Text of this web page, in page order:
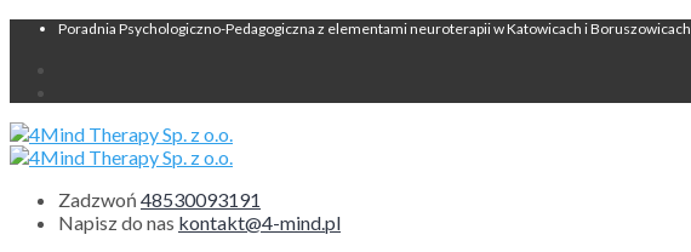
Poradnia Psychologiczno-Pedagogiczna z elementami neuroterapii w Katowicach i Boruszowicach
Zadzwoń 48530093191
Napisz do nas kontakt@4-mind.pl